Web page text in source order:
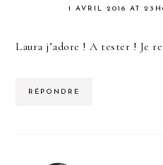
1 AVRIL 2016 AT
Laura j’adore ! A tester ! Je
RÉPONDRE